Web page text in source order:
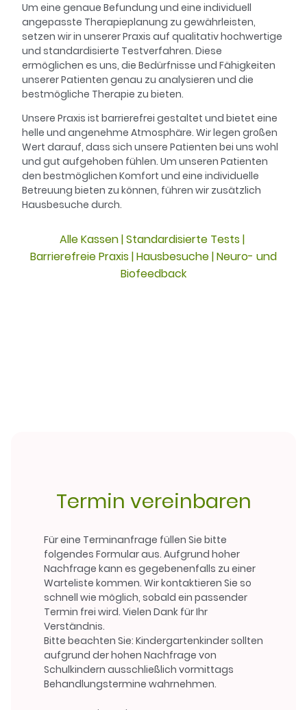
Um eine genaue Befundung und eine individuell
angepasste Therapieplanung zu gewährleisten,
setzen wir in unserer Praxis auf qualitativ hochwertige
und standardisierte Testverfahren. Diese
ermöglichen es uns, die Bedürfnisse und Fähigkeiten
unserer Patienten genau zu analysieren und die
bestmögliche Therapie zu bieten.
Unsere Praxis ist barrierefrei gestaltet und bietet eine
helle und angenehme Atmosphäre. Wir legen großen
Wert darauf, dass sich unsere Patienten bei uns wohl
und gut aufgehoben fühlen. Um unseren Patienten
den bestmöglichen Komfort und eine individuelle
Betreuung bieten zu können, führen wir zusätzlich
Hausbesuche durch.
Alle Kassen | Standardisierte Tests |
Barrierefreie Praxis | Hausbesuche | Neuro- und
Biofeedback
Termin vereinbaren
Für eine Terminanfrage füllen Sie bitte
folgendes Formular aus. Aufgrund hoher
Nachfrage kann es gegebenenfalls zu einer
Warteliste kommen. Wir kontaktieren Sie so
schnell wie möglich, sobald ein passender
Termin frei wird. Vielen Dank für Ihr
Verständnis.
Bitte beachten Sie: Kindergartenkinder sollten
aufgrund der hohen Nachfrage von
Schulkindern ausschließlich vormittags
Behandlungstermine wahrnehmen.